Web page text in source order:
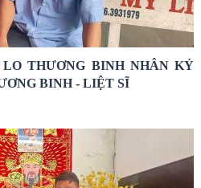
THƯƠNG BINH NHÂN KỶ
BINH - LIỆT SĨ